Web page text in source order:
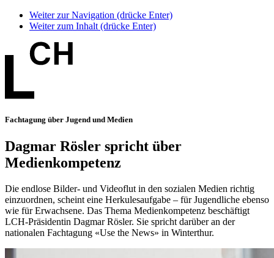
Weiter zur Navigation (drücke Enter)
Weiter zum Inhalt (drücke Enter)
Fachtagung über Jugend und Medien
Dagmar Rösler spricht über
Medienkompetenz
Die endlose Bilder- und Videoflut in den sozialen Medien richtig
einzuordnen, scheint eine Herkulesaufgabe – für Jugendliche ebenso
wie für Erwachsene. Das Thema Medienkompetenz beschäftigt
LCH-Präsidentin Dagmar Rösler. Sie spricht darüber an der
nationalen Fachtagung «Use the News» in Winterthur.